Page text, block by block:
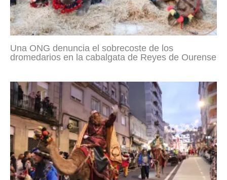
Una ONG denuncia el sobrecoste de los
dromedarios en la cabalgata de Reyes de Ourense